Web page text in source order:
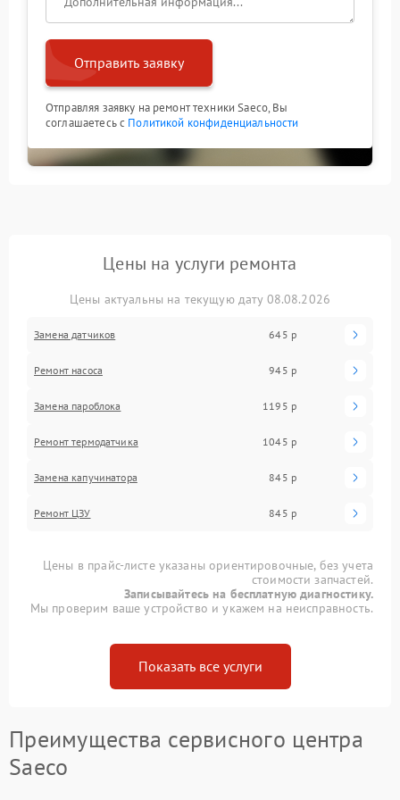
Отправить заявку
Отправляя заявку на ремонт техники Saeco, Вы
соглашаетесь с Политикой конфиденциальности
Цены на услуги ремонта
Цены актуальны на текущую дату 08.08.2026
Замена датчиков 645 р
Ремонт насоса 945 р
Замена пароблока 1195 р
Ремонт термодатчика 1045 р
Замена капучинатора 845 р
Ремонт ЦЗУ 845 р
Цены в прайс-листе указаны ориентировочные, без учета
стоимости запчастей.
Записывайтесь на бесплатную диагностику.
Мы проверим ваше устройство и укажем на неисправность.
Показать все услуги
Преимущества сервисного центра
Saeco